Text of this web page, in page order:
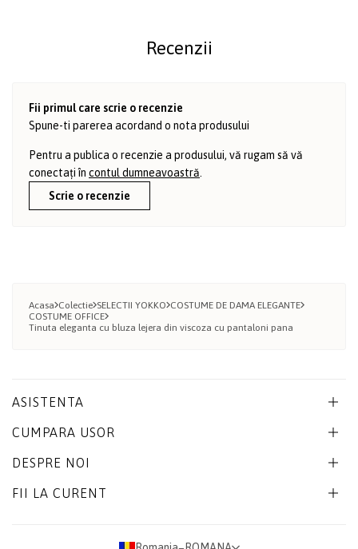
Recenzii
Fii primul care scrie o recenzie
Spune-ti parerea acordand o nota produsului
Pentru a publica o recenzie a produsului, vă rugam să vă
conectați în contul dumneavoastră.
Scrie o recenzie
Acasa Colectie SELECTII YOKKO COSTUME DE DAMA ELEGANTE
COSTUME OFFICE
Tinuta eleganta cu bluza lejera din viscoza cu pantaloni pana
ASISTENTA
CUMPARA USOR
DESPRE NOI
FII LA CURENT